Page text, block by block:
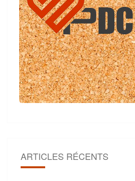
ARTICLES RÉCENTS